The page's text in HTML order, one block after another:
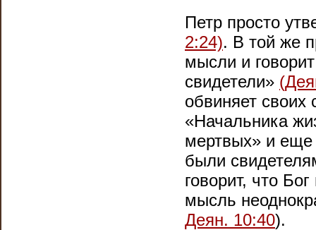
Петр просто
2:24). В той же
мысли и
свидетели»
обвиняет своих
«Начальника
мертвых» и еще
были
говорит, что
мысль
Деян. 10:40).